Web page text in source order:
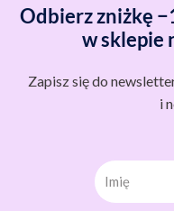
Odbierz zniżkę
w sklepie
Zapisz się do
i
Imię